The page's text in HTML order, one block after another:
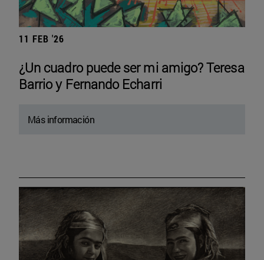
11 FEB '26
¿Un cuadro puede ser mi amigo? Teresa
Barrio y Fernando Echarri
Más información